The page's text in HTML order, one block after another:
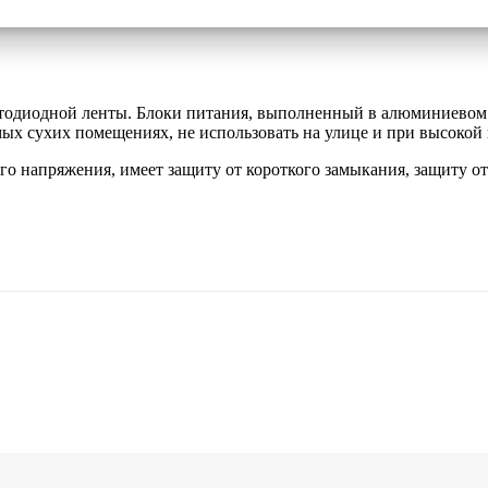
ленты. Блоки питания, выполненный в
сухих помещениях, не использовать на улице и при
напряжения, имеет защиту от короткого замыкания, защиту